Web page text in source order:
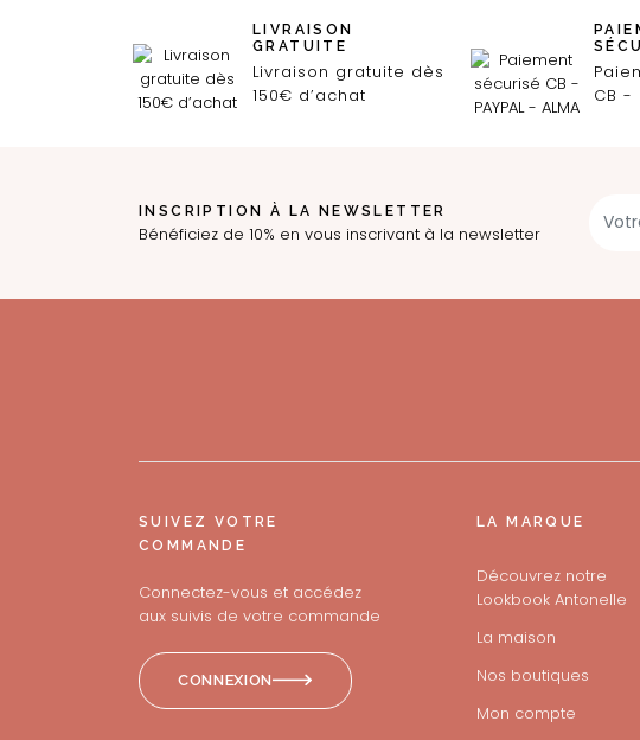
LIVRAISON
GRATUITE
Livraison gratuite dès
150€ d’achat
CB -
INSCRIPTION À LA NEWSLETTER
Bénéficiez de 10% en vous inscrivant à la newsletter
SUIVEZ VOTRE
COMMANDE
Connectez-vous et accédez
aux suivis de votre commande
CONNEXION
LA MARQUE
Découvrez notre
Lookbook Antonelle
La maison
Nos boutiques
Mon compte